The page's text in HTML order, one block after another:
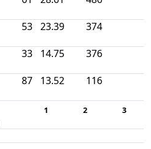
53 23.39 374
33 14.75 376
87 13.52 116
1 2 3